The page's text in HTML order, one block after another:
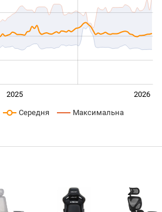
2025 2026
Середня Максимальна